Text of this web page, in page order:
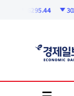
6295.44 302.82